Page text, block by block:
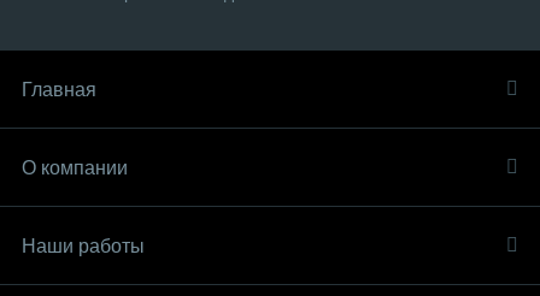
Главная
О компании
Наши работы